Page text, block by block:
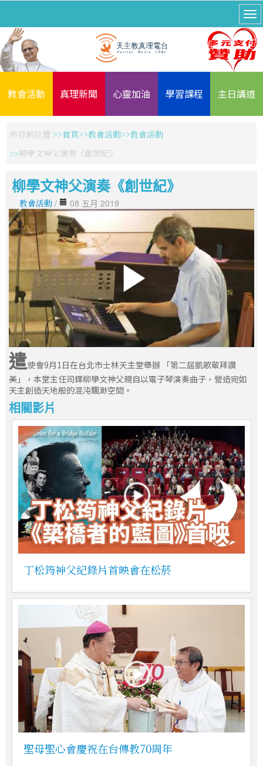
教會活動 真理新聞 心靈加油 學習課程 主日講道
你目前位置: 首頁 教會活動
教會活動
柳學文神父演奏《創世紀》
柳學文神父演奏《創世紀》
教會活動 / 08 五月 2019
遣使會9月1日在台北市士林天主堂舉辦 「第二屆凱歌敬拜讚
美」，本堂主任司鐸柳學文神父親自以電子琴演奏曲子，營造宛如
天主創造天地般的混沌飄渺空間。
相關影片
丁松筠神父紀錄片首映會在松菸
聖母聖心會慶祝在台傳教70周年